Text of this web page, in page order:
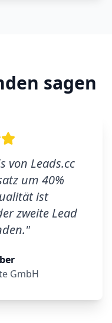
sagen
von Leads.cc
um 40%
ist
zweite Lead
"
GmbH